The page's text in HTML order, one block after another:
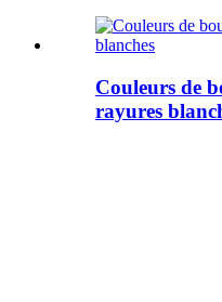
Couleurs de
rayures